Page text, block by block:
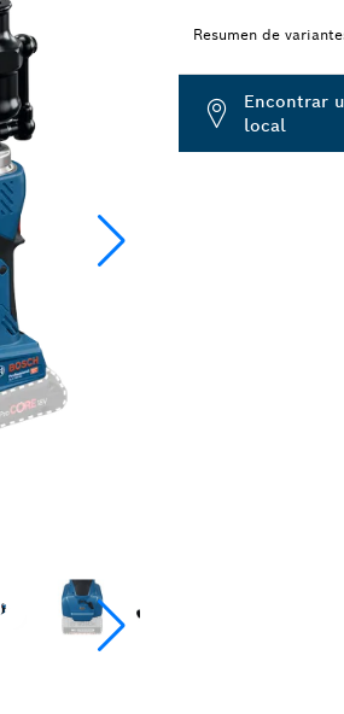
Resumen de
closed
Encontrar
local